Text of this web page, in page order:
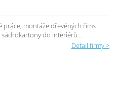
práce, montáže dřevěných říms i
do interiérů ...
Detail firmy >